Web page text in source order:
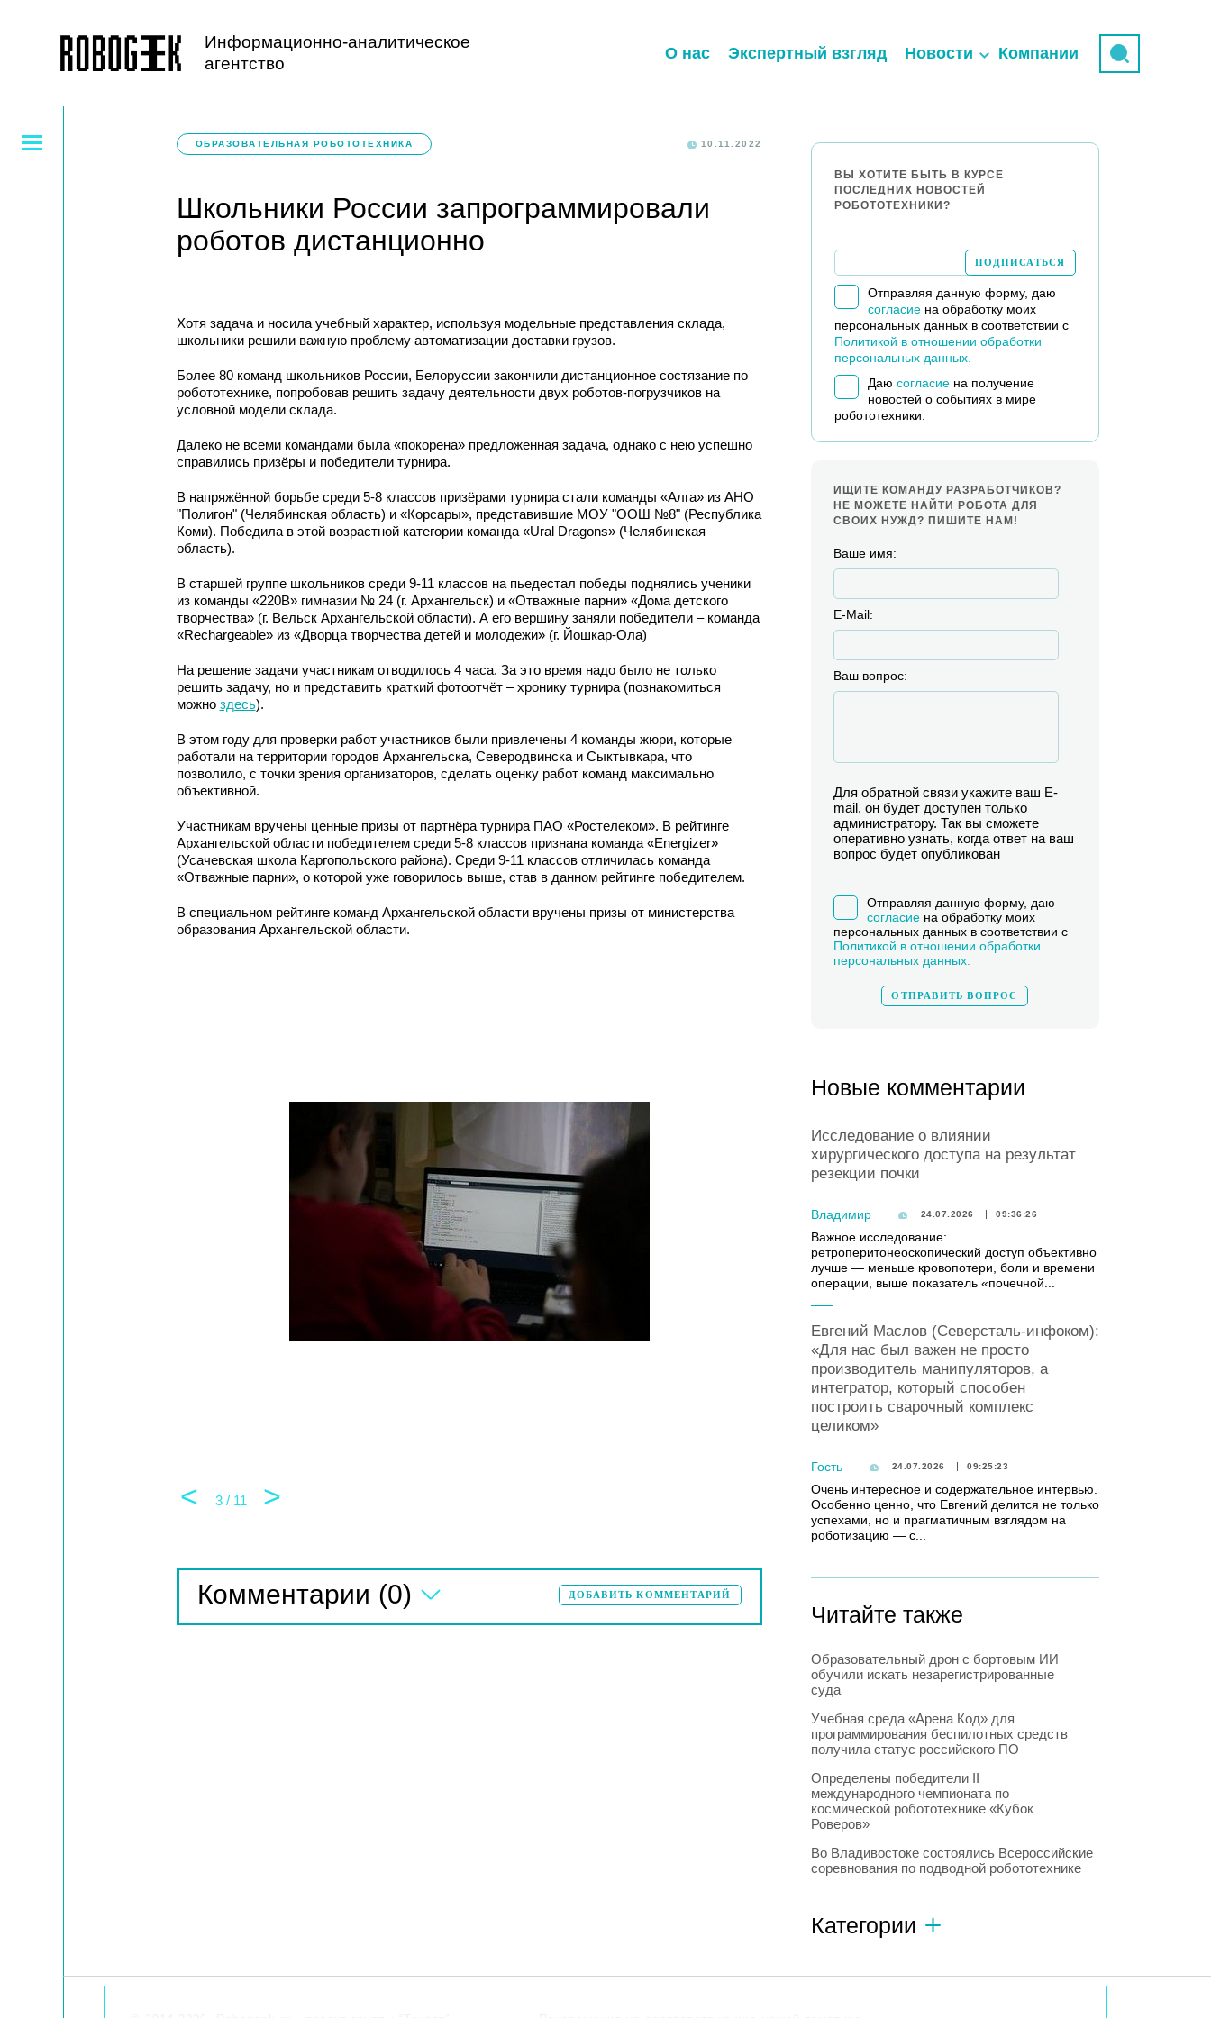
Информационно-аналитическое
агентство
О нас Экспертный взгляд Новости Компании
ОБРАЗОВАТЕЛЬНАЯ РОБОТОТЕХНИКА 10.11.2022
Школьники России запрограммировали
роботов дистанционно
Хотя задача и носила учебный характер, используя модельные представления склада,
школьники решили важную проблему автоматизации доставки грузов.
Более 80 команд школьников России, Белоруссии закончили дистанционное состязание по
робототехнике, попробовав решить задачу деятельности двух роботов-погрузчиков на
условной модели склада.
Далеко не всеми командами была «покорена» предложенная задача, однако с нею успешно
справились призёры и победители турнира.
В напряжённой борьбе среди 5-8 классов призёрами турнира стали команды «Алга» из АНО
"Полигон" (Челябинская область) и «Корсары», представившие МОУ "ООШ №8" (Республика
Коми). Победила в этой возрастной категории команда «Ural Dragons» (Челябинская
область).
В старшей группе школьников среди 9-11 классов на пьедестал победы поднялись ученики
из команды «220В» гимназии № 24 (г. Архангельск) и «Отважные парни» «Дома детского
творчества» (г. Вельск Архангельской области). А его вершину заняли победители – команда
«Rechargeable» из «Дворца творчества детей и молодежи» (г. Йошкар-Ола)
На решение задачи участникам отводилось 4 часа. За это время надо было не только
решить задачу, но и представить краткий фотоотчёт – хронику турнира (познакомиться
можно здесь).
В этом году для проверки работ участников были привлечены 4 команды жюри, которые
работали на территории городов Архангельска, Северодвинска и Сыктывкара, что
позволило, с точки зрения организаторов, сделать оценку работ команд максимально
объективной.
Участникам вручены ценные призы от партнёра турнира ПАО «Ростелеком». В рейтинге
Архангельской области победителем среди 5-8 классов признана команда «Energizer»
(Усачевская школа Каргопольского района). Среди 9-11 классов отличилась команда
«Отважные парни», о которой уже говорилось выше, став в данном рейтинге победителем.
В специальном рейтинге команд Архангельской области вручены призы от министерства
образования Архангельской области.
< 4 / 11 >
Комментарии (0) ДОБАВИТЬ КОММЕНТАРИЙ
ВЫ ХОТИТЕ БЫТЬ В КУРСЕ
ПОСЛЕДНИХ НОВОСТЕЙ
РОБОТОТЕХНИКИ?
Отправляя данную форму, даю
согласиена обработку моих
персональных данных в соответствии с
Политикой в отношении обработки
персональных данных.
Даю согласиена получение
новостей о событиях в мире
робототехники.
ИЩИТЕ КОМАНДУ РАЗРАБОТЧИКОВ?
НЕ МОЖЕТЕ НАЙТИ РОБОТА ДЛЯ
СВОИХ НУЖД? ПИШИТЕ НАМ!
Ваше имя:
E-Mail:
Ваш вопрос:
Для обратной связи укажите ваш E-
mail, он будет доступен только
администратору. Так вы сможете
оперативно узнать, когда ответ на ваш
вопрос будет опубликован
Отправляя данную форму, даю
согласиена обработку моих
персональных данных в соответствии с
Политикой в отношении обработки
персональных данных.
Новые комментарии
Исследование о влиянии
хирургического доступа на результат
резекции почки
Владимир 24.07.2026 09:36:26
Важное исследование:
ретроперитонеоскопический доступ объективно
лучше — меньше кровопотери, боли и времени
операции, выше показатель «почечной...
Евгений Маслов (Северсталь-инфоком):
«Для нас был важен не просто
производитель манипуляторов, а
интегратор, который способен
построить сварочный комплекс
целиком»
Гость 24.07.2026 09:25:23
Очень интересное и содержательное интервью.
Особенно ценно, что Евгений делится не только
успехами, но и прагматичным взглядом на
роботизацию — с...
Читайте также
Образовательный дрон с бортовым ИИ
обучили искать незарегистрированные
суда
Учебная среда «Арена Код» для
программирования беспилотных средств
получила статус российского ПО
Определены победители II
международного чемпионата по
космической робототехнике «Кубок
Роверов»
Во Владивостоке состоялись Всероссийские
соревнования по подводной робототехнике
Категории